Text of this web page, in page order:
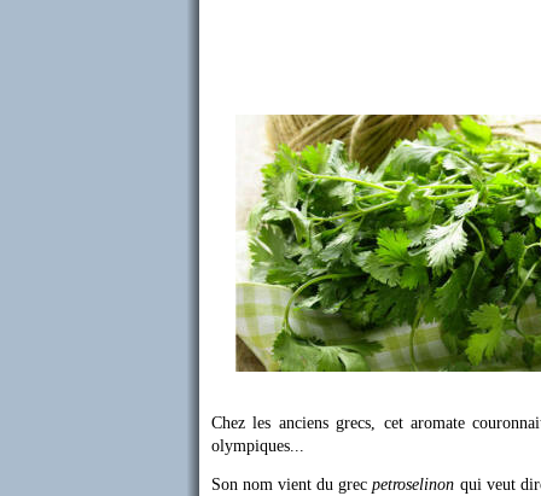
Chez les anciens grecs, cet aromate
olympiques...
Son nom vient du grecpetroselinon qui veut